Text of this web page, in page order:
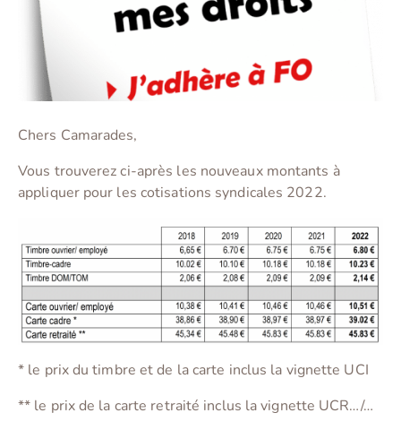
Chers Camarades,
Vous trouverez ci-après les nouveaux montants à
appliquer pour les cotisations syndicales 2022.
* le prix du timbre et de la carte inclus la vignette UCI
** le prix de la carte retraité inclus la vignette UCR…/…